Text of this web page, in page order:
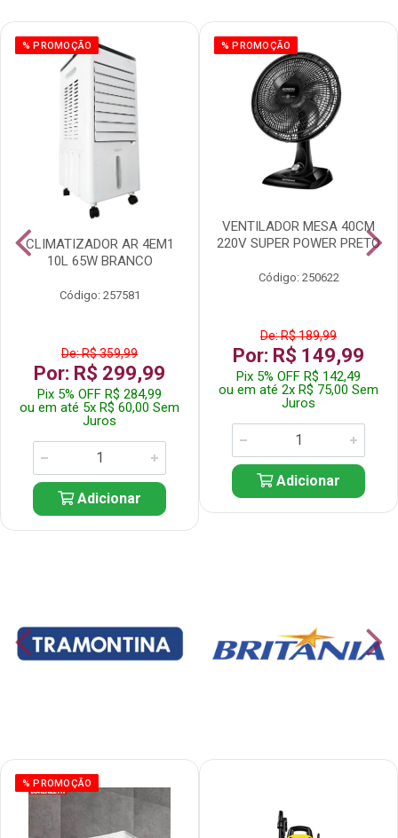
% PROMOÇÃO
CLIMATIZADOR AR 4EM1
10L 65W BRANCO
Código: 257581
De: R$ 359,99
Por: R$ 299,99
Pix 5% OFF R$ 284,99
ou em até 5x R$ 60,00 Sem
Juros
Adicionar
% PROMOÇÃO
VENTILADOR MESA 40CM
220V SUPER POWER PRETO
Código: 250622
De: R$ 189,99
Por: R$ 149,99
Pix 5% OFF R$ 142,49
ou em até 2x R$ 75,00 Sem
Juros
Adicionar
% PROMOÇÃO